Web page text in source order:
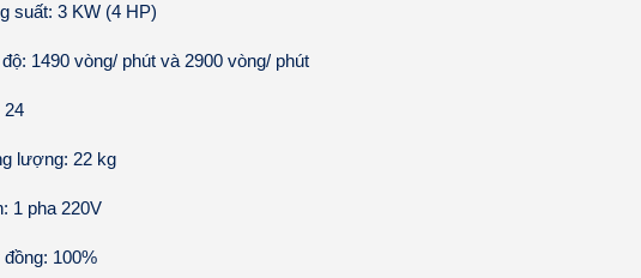
suất: 3 KW (4 HP)
1490 vòng/ phút và 2900 vòng/ phút
24
lượng: 22 kg
1 pha 220V
100%